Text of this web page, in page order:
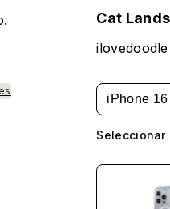
Cat
ilovedoodle
iPhone 16
Seleccionar